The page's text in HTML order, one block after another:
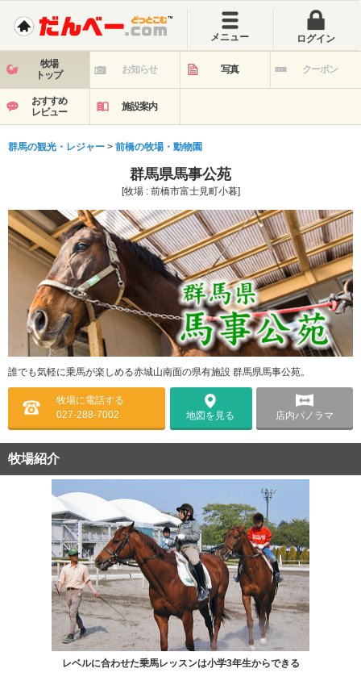
メニュー ログイン
牧場
トップ
お知らせ 写真 クーポン
おすすめ
レビュー
施設案内
群馬の観光・レジャー > 前橋の牧場・動物園
群馬県馬事公苑
[牧場 : 前橋市富士見町小暮]
誰でも気軽に乗馬が楽しめる赤城山南面の県有施設 群馬県馬事公苑。
牧場に電話する
027-288-7002
地図を見る 店内パノラマ
牧場紹介
レベルに合わせた乗馬レッスンは小学3年生からできる